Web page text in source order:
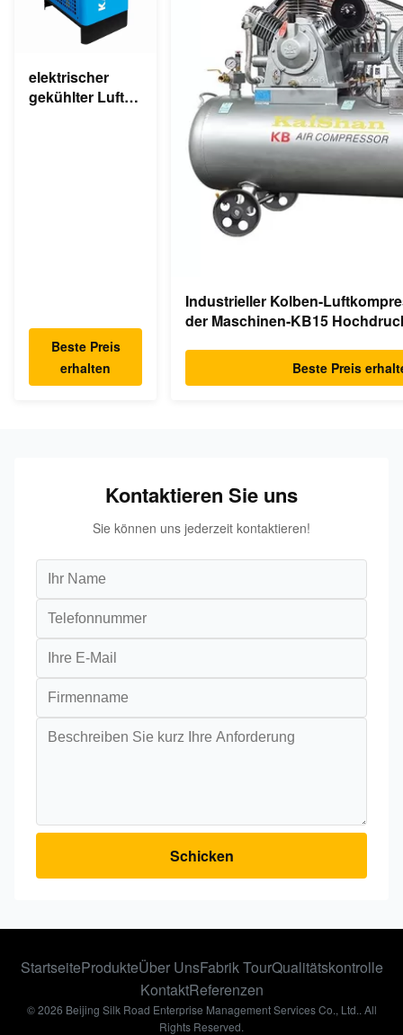
elektrischer
gekühlter Luft-
Beste Preis
erhalten
Industrieller Kolben-
der Maschinen-KB15
Beste Preis
Kontaktieren Sie uns
Sie können uns jederzeit kontaktieren!
Schicken
StartseiteProdukteÜber UnsFabrik TourQualitätskontrolle
KontaktReferenzen
© 2026 Beijing Silk Road Enterprise Management Services Co., Ltd.. All
Rights Reserved.